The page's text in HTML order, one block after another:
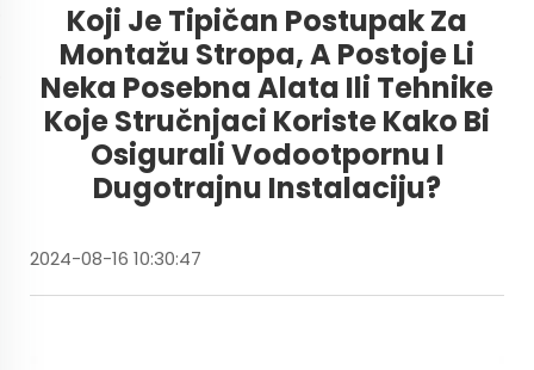
Koji Je Tipičan Postupak Za
Montažu Stropa, A Postoje Li
Neka Posebna Alata Ili Tehnike
Koje Stručnjaci Koriste Kako Bi
Osigurali Vodootpornu I
Dugotrajnu Instalaciju?
2024-08-16 10:30:47